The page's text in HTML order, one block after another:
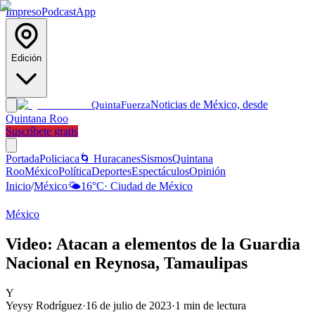
ImpresoPodcastApp
Edición
QuintaFuerzaNoticias de México, desde
Quintana Roo
Suscríbete gratis
PortadaPoliciaca 🌀 HuracanesSismosQuintana
RooMéxicoPolíticaDeportesEspectáculosOpinión
Inicio/México🌤️16°C· Ciudad de México
México
Video: Atacan a elementos de la Guardia
Nacional en Reynosa, Tamaulipas
Y
Yeysy Rodríguez·16 de julio de 2023·1 min de lectura